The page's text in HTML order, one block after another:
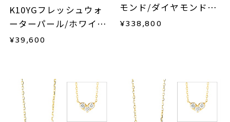
K10YGフレッシュウォ
ーターパール/ホワイト
トパーズピアス
¥39,600
モンド/ダイヤモンドネ
ックレス
¥338,800